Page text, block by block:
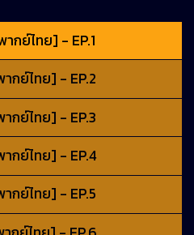
กย์ไทย] - EP.1
กย์ไทย] - EP.2
กย์ไทย] - EP.3
กย์ไทย] - EP.4
กย์ไทย] - EP.5